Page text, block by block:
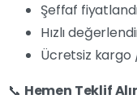
Şeffaf
Hızlı
Ücretsiz kargo
📞 Hemen Teklif